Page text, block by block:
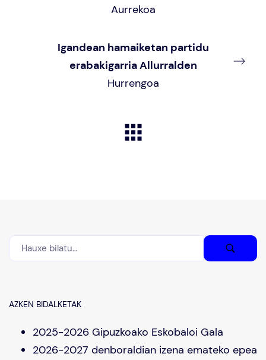
Aurrekoa
Igandean hamaiketan partidu
erabakigarria Allurralden
Hurrengoa
AZKEN BIDALKETAK
2025-2026 Gipuzkoako Eskobaloi Gala
2026-2027 denboraldian izena emateko epea